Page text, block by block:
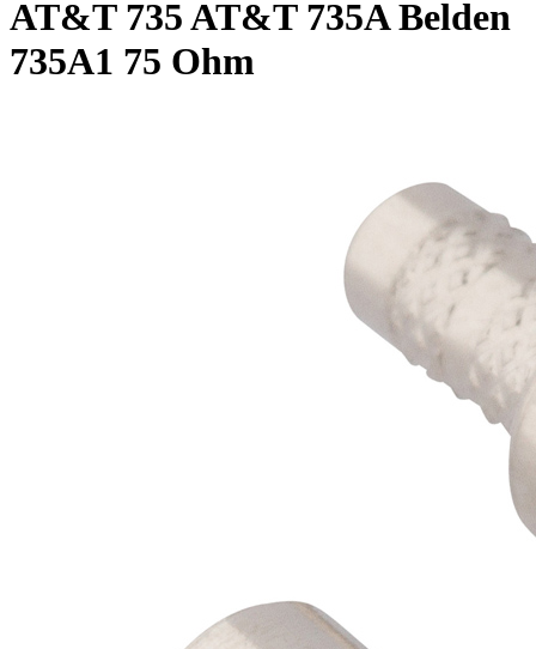
AT&T 735 AT&T 735A Belden
735A1 75 Ohm